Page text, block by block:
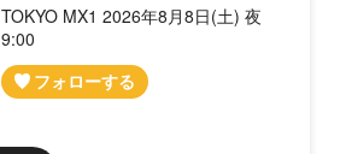
TOKYO MX1 2026年8月8日(土) 夜
9:00